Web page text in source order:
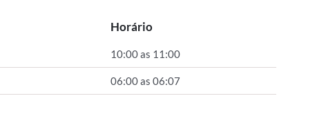
Horário
10:00 as 11:00
06:00 as 06:07